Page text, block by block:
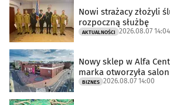
Nowi strażacy złożyli
rozpoczną służbę
AKTUALNOŚCI 2026.08.07 14:04
Nowy sklep w Alfa
marka otworzyła
BIZNES 2026.08.07 14:00